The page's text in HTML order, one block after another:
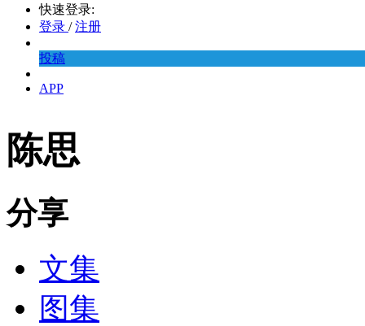
快速登录:
登录 / 注册
投稿
APP
陈思
分享
文集
图集